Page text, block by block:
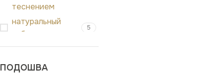
теснением
натуральный
нубук
5
ПОДОШВА